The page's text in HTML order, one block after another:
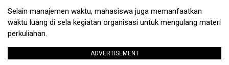
Selain manajemen waktu, mahasiswa juga memanfaatkan
waktu luang di sela kegiatan organisasi untuk mengulang materi
perkuliahan.
ADVERTISEMENT